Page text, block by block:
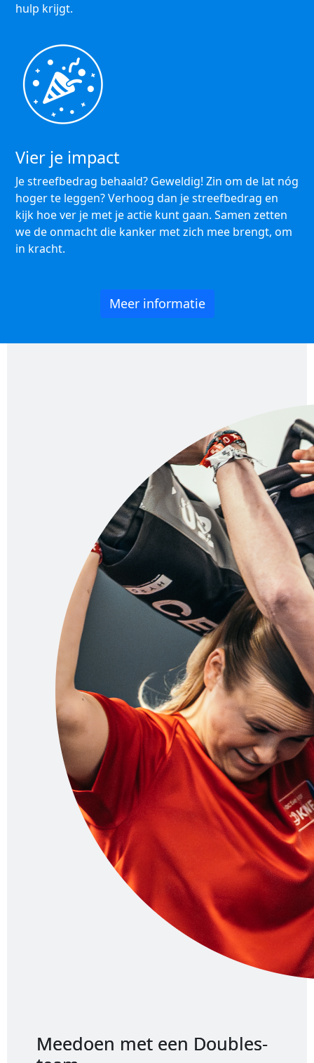
hulp krijgt.
Vier je impact
Je streefbedrag behaald? Geweldig! Zin om de lat nóg
hoger te leggen? Verhoog dan je streefbedrag en
kijk hoe ver je met je actie kunt gaan. Samen zetten
we de onmacht die kanker met zich mee brengt, om
in kracht.
Meer informatie
Meedoen met een Doubles-